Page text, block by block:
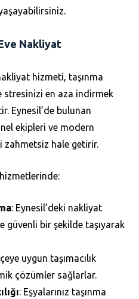
Nakliyat
hizmeti, taşınma
stresinizi en aza indirmek
Eynesil’de bulunan
ekipleri ve modern
zahmetsiz hale getirir.
: Eynesil’deki nakliyat
güvenli bir şekilde taşıyarak
uygun taşımacılık
çözümler sağlarlar.
: Eşyalarınız taşınma